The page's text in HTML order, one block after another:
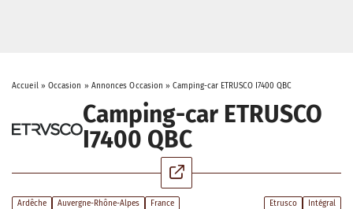
Accueil» Occasion » Annonces Occasion »Camping-car ETRUSCO I7400 QBC
Camping-car ETRUSCO
I7400 QBC
Ardêche Auvergne-Rhône-Alpes France Etrusco Intégral